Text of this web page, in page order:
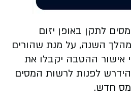
לתקן באופן יזום
השנה, על מנת שהורים
אישור ההטבה יקבלו את
לפנות לרשות המסים
מס חדש.